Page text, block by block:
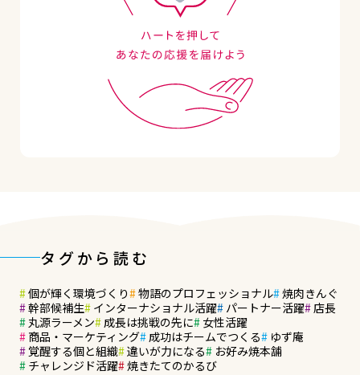
タグから読む
個が輝く環境づくり 物語のプロフェッショナル 焼肉きんぐ
幹部候補生 インターナショナル活躍 パートナー活躍 店長
丸源ラーメン 成長は挑戦の先に
女性活躍
商品・マーケティング 成功はチームでつくる
ゆず庵
覚醒する個と組織 違いが力になる
お好み焼本舗
チャレンジド活躍 焼きたてのかるび